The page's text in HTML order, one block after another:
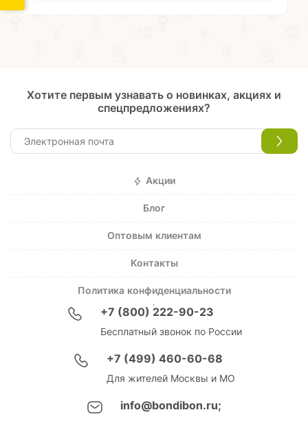
Хотите первым узнавать о новинках, акциях и
спецпредложениях?
Акции
Блог
Оптовым клиентам
Контакты
Политика конфиденциальности
+7 (800) 222-90-23
Бесплатный звонок по России
+7 (499) 460-60-68
Для жителей Москвы и МО
info@bondibon.ru;